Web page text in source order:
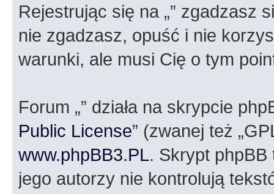
Rejestrując się na „” zgadzasz
nie zgadzasz, opuść i nie
warunki, ale musi Cię o tym
Forum „” działa na skrypcie
Public License” (zwanej też
www.phpBB3.PL. Skrypt phpBB
jego autorzy nie kontrolują